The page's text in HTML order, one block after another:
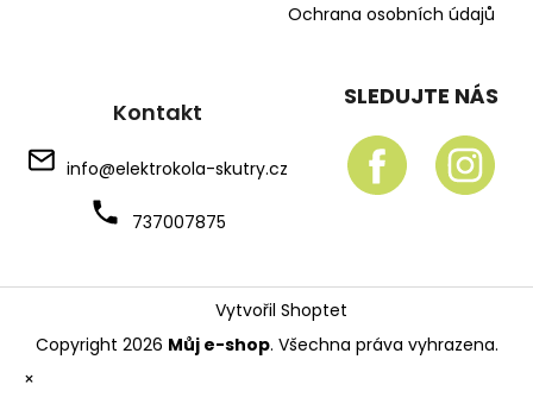
Ochrana osobních údajů
Kontakt
info@elektrokola-skutry.cz
737007875
SLEDUJTE NÁS
Vytvořil Shoptet
Copyright 2026 Můj e-shop. Všechna práva vyhrazena.
×